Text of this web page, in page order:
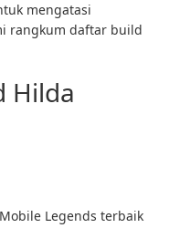
mengatasi
rangkum daftar build
Hilda
Legends terbaik